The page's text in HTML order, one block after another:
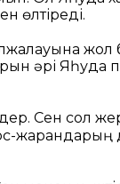
өлтіреді.
жол
әрі Яһуда
Сен сол
жарандарың